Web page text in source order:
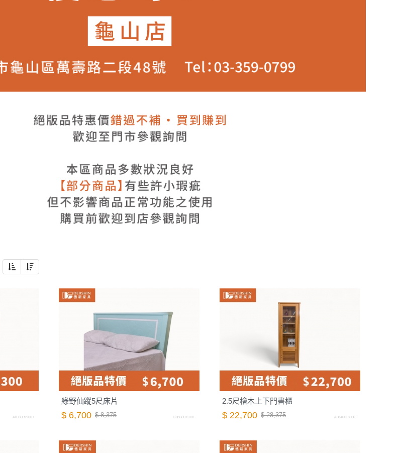
A0030099000
綠野仙蹤5尺床片
$ 6,700 $ 8,375 B0860001001
2.5尺檜木上下門書櫃
$ 22,700 $ 28,375 A0840018000